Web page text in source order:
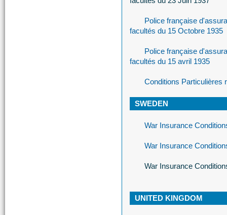
Police française
facultés du 15 Octobre 1935
Police française
facultés du 15 avril 1935
Conditions Particulières
SWEDEN
War Insurance
War Insurance
War Insurance
UNITED KINGDOM